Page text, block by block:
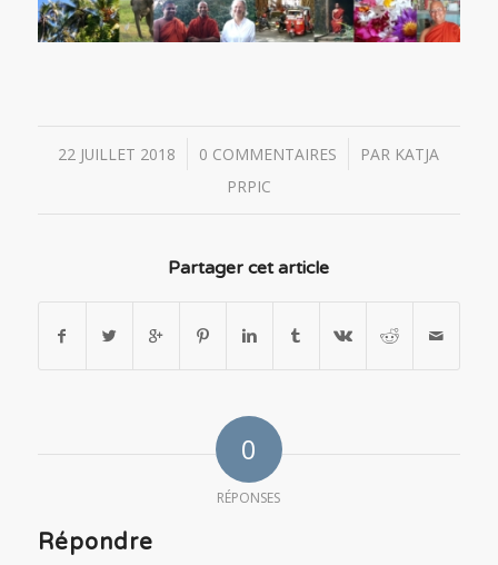
22 JUILLET 2018
/ 0 COMMENTAIRES
/ PAR KATJA
PRPIC
Partager cet article
0
RÉPONSES
Répondre